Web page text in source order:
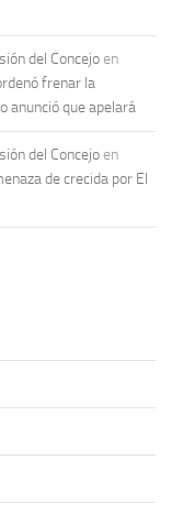
del Concejo en
frenar la
anunció que apelará
del Concejo en
de crecida por El